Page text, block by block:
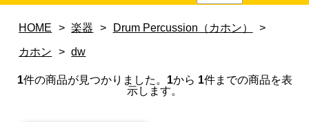
HOME > 楽器 > Drum Percussion（カホン） >
カホン > dw
1件の商品が見つかりました。 1から 1件までの商品を表
示します。